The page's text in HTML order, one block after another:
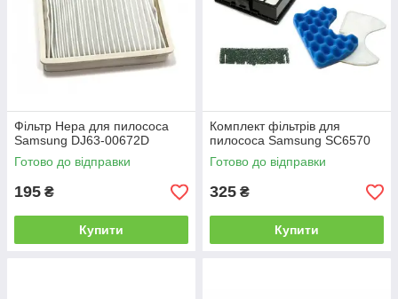
Фільтр Hepa для пилососа
Samsung DJ63-00672D
Готово до відправки
195 ₴
Купити
Комплект фільтрів для
пилососа Samsung SC6570
Готово до відправки
325 ₴
Купити